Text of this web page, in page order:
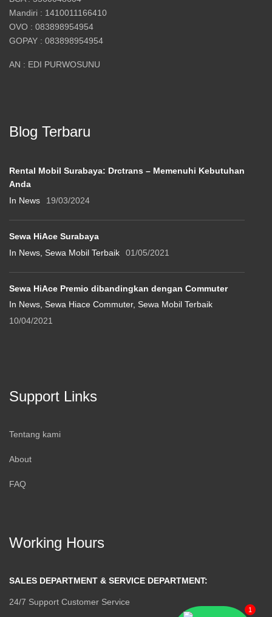
Mandiri : 1410011166410
OVO : 083898954954
GOPAY : 083898954954
AN : EDI PURWOSUNU
Blog Terbaru
Rental Mobil Surabaya: Drctrans – Memenuhi Kebutuhan
Anda
In News
19/03/2024
Sewa HiAce Surabaya
In News, Sewa Mobil Terbaik
01/05/2021
Sewa HiAce Premio dibandingkan dengan Commuter
In News, Sewa Hiace Commuter, Sewa Mobil Terbaik
10/04/2021
Support Links
Tentang kami
About
FAQ
Working Hours
SALES DEPARTMENT & SERVICE DEPARTMENT:
24/7 Support Customer Service
1